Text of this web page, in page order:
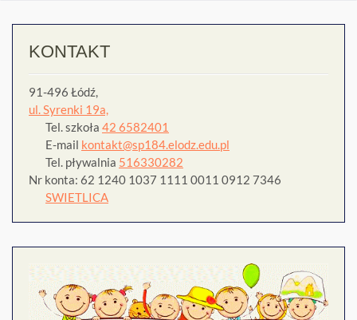
KONTAKT
91-496 Łódź,
ul. Syrenki 19a,
Tel. szkoła 42 6582401
E-mail kontakt@sp184.elodz.edu.pl
Tel. pływalnia 516330282
Nr konta: 62 1240 1037 1111 0011 0912 7346
SWIETLICA